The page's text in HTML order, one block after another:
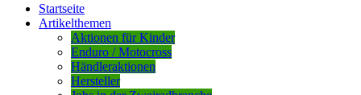
Startseite
Artikelthemen
Aktionen für Kinder
Enduro / Motocross
Händleraktionen
Hersteller